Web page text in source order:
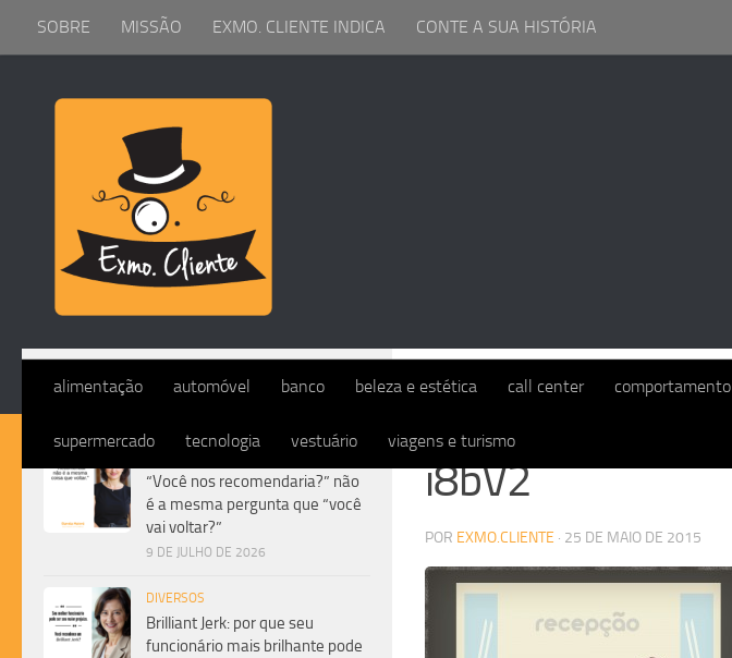
Skip to content
SOBRE MISSÃO EXMO. CLIENTE INDICA CONTE A SUA HISTÓRIA
alimentação automóvel banco beleza e estética call center comportamento
supermercado tecnologia vestuário viagens e turismo
I8BV2
i8bV2
POR EXMO.CLIENTE · 25 DE MAIO DE 2015
“Você nos recomendaria?” não
é a mesma pergunta que “você
vai voltar?”
9 DE JULHO DE 2026
DIVERSOS
Brilliant Jerk: por que seu
funcionário mais brilhante pode